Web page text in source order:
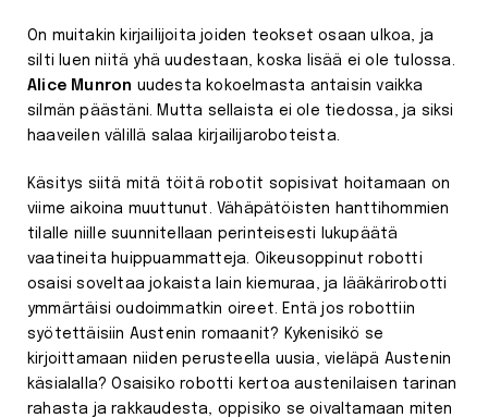
On muitakin kirjailijoita joiden teokset osaan ulkoa, ja
silti luen niitä yhä uudestaan, koska lisää ei ole tulossa.
Alice Munron uudesta kokoelmasta antaisin vaikka
silmän päästäni. Mutta sellaista ei ole tiedossa, ja siksi
haaveilen välillä salaa kirjailijaroboteista.
Käsitys siitä mitä töitä robotit sopisivat hoitamaan on
viime aikoina muuttunut. Vähäpätöisten hanttihommien
tilalle niille suunnitellaan perinteisesti lukupäätä
vaatineita huippuammatteja. Oikeusoppinut robotti
osaisi soveltaa jokaista lain kiemuraa, ja lääkärirobotti
ymmärtäisi oudoimmatkin oireet. Entä jos robottiin
syötettäisiin Austenin romaanit? Kykenisikö se
kirjoittamaan niiden perusteella uusia, vieläpä Austenin
käsialalla? Osaisiko robotti kertoa austenilaisen tarinan
rahasta ja rakkaudesta, oppisiko se oivaltamaan miten